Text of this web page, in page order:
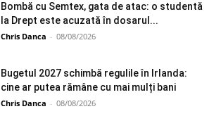
Bombă cu Semtex, gata de atac: o studentă
la Drept este acuzată în dosarul...
Chris Danca - 08/08/2026
Bugetul 2027 schimbă regulile în Irlanda:
cine ar putea rămâne cu mai mulți bani
Chris Danca - 08/08/2026